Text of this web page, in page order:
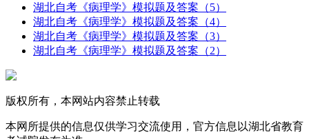
湖北自考《病理学》模拟题及答案（5）
湖北自考《病理学》模拟题及答案（4）
湖北自考《病理学》模拟题及答案（3）
湖北自考《病理学》模拟题及答案（2）
版权所有，本网站内容禁止转载
本网所提供的信息仅供学习交流使用，官方信息以湖北省教育